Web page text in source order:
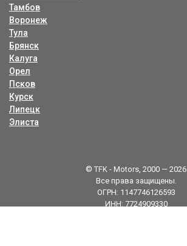
Тамбов
Воронеж
Тула
Брянск
Калуга
Орел
Псков
Курск
Липецк
Элиста
© TFK - Motors, 2000 — 2026
Все права защищены.
ОГРН: 1147746126593
ИНН: 7724909330